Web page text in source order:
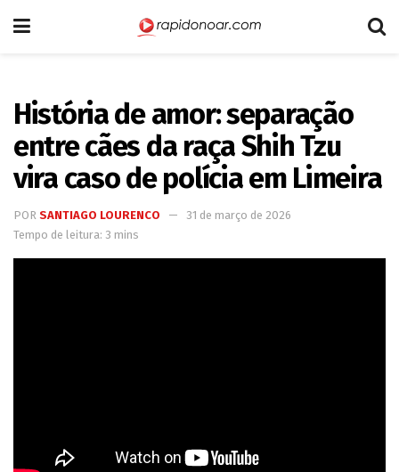
História de amor: separação
entre cães da raça Shih Tzu
vira caso de polícia em Limeira
POR SANTIAGO LOURENCO
31 de março de 2026
Tempo de leitura: 3 mins